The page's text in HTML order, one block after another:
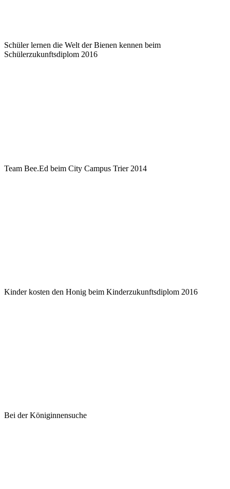
Schüler lernen die Welt der Bienen kennen beim
Schülerzukunftsdiplom 2016
Team Bee.Ed beim City Campus Trier 2014
Kinder kosten den Honig beim Kinderzukunftsdiplom 2016
Bei der Königinnensuche